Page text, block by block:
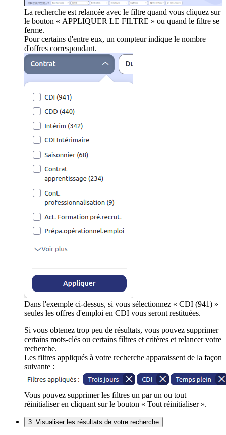
La recherche est relancée avec le filtre quand vous cliquez sur
le bouton « APPLIQUER LE FILTRE » ou quand le filtre se
ferme.
Pour certains d'entre eux, un compteur indique le nombre
d'offres correspondant.
Dans l'exemple ci-dessus, si vous sélectionnez « CDI (941) »
seules les offres d'emploi en CDI vous seront restituées.
Si vous obtenez trop peu de résultats, vous pouvez supprimer
certains mots-clés ou certains filtres et critères et relancer votre
recherche.
Les filtres appliqués à votre recherche apparaissent de la façon
suivante :
Vous pouvez supprimer les filtres un par un ou tout
réinitialiser en cliquant sur le bouton « Tout réinitialiser ».
3. Visualiser les résultats de votre recherche